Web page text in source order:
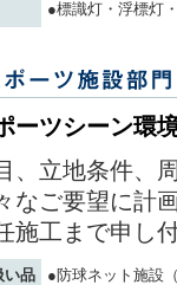
●標識灯・浮標灯
ーツシーン環
、立地条件、
なご要望に計
施工まで申し
い品
●防球ネット施設